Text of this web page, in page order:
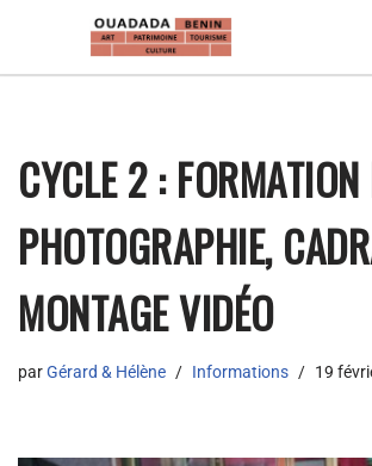
CYCLE 2 : FORMATION
PHOTOGRAPHIE,
MONTAGE VIDÉO
parGérard & Hélène Informations 19